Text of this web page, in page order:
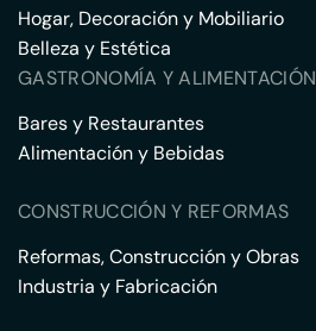
Hogar, Decoración y Mobiliario
Belleza y Estética
GASTRONOMÍA Y ALIMENTACIÓN
Bares y Restaurantes
Alimentación y Bebidas
CONSTRUCCIÓN Y REFORMAS
Reformas, Construcción y Obras
Industria y Fabricación